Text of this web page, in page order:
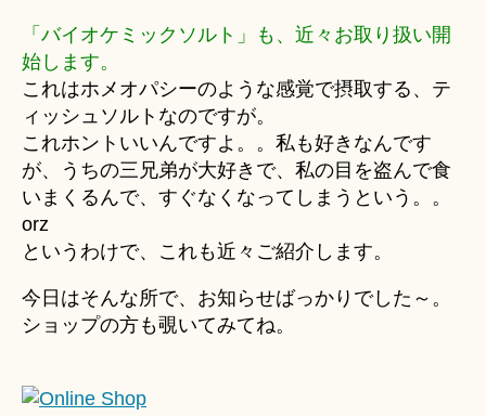
「バイオケミックソルト」も、近々お取り扱い開
始します。
これはホメオパシーのような感覚で摂取する、テ
ィッシュソルトなのですが。
これホントいいんですよ。。私も好きなんです
が、うちの三兄弟が大好きで、私の目を盗んで食
いまくるんで、すぐなくなってしまうという。。
orz
というわけで、これも近々ご紹介します。
今日はそんな所で、お知らせばっかりでした～。
ショップの方も覗いてみてね。